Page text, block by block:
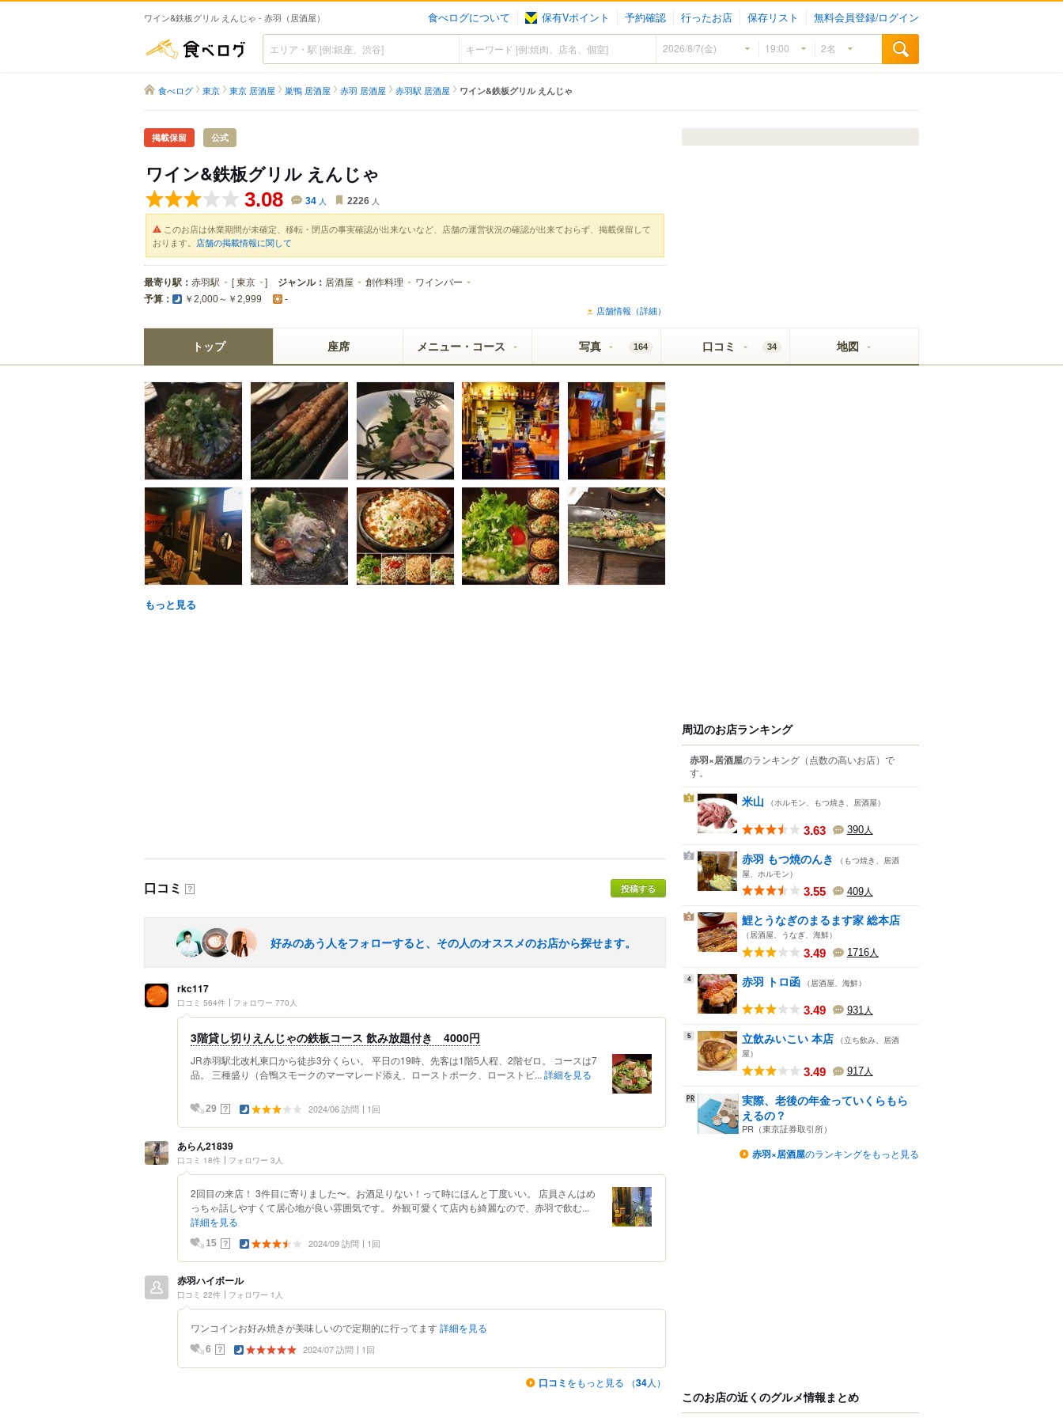
ワイン&鉄板グリル えんじゃ - 赤羽（居酒屋） 食べログについて 保有Vポイント 予約確認 行ったお店 保存リスト 無料会員登録/ログイン
食べログ
食べログ 東京 東京 居酒屋 巣鴨 居酒屋 赤羽 居酒屋 赤羽駅 居酒屋 ワイン&鉄板グリル えんじゃ
掲載保留 公式
ワイン&鉄板グリル えんじゃ
3.08 34 人 2226 人
このお店は休業期間が未確定、移転・閉店の事実確認が出来ないなど、店舗の運営状況の確認が出来ておらず、掲載保留して
おります。 店舗の掲載情報に関して
最寄り駅： 赤羽駅 [東京 ] ジャンル： 居酒屋 創作料理 ワインバー
予算： ￥2,000～￥2,999 -
店舗情報（詳細）
トップ 座席 メニュー・コース 写真 164 口コミ 34 地図
もっと見る
口コミ ？ 投稿する
好みのあう人をフォローすると、その人のオススメのお店から探せます。
rkc117
口コミ 564件 フォロワー 770人
3階貸し切りえんじゃの鉄板コース 飲み放題付き 4000円
JR赤羽駅北改札東口から徒歩3分くらい。 平日の19時、先客は1階5人程、2階ゼロ。 コースは7
品。 三種盛り（合鴨スモークのマーマレード添え、ローストポーク、ローストビ... 詳細を見る
29 ？ 2024/06 訪問 1回
あらん21839
口コミ 18件 フォロワー 3人
2回目の来店！ 3件目に寄りました〜。お酒足りない！って時にほんと丁度いい。 店員さんはめ
っちゃ話しやすくて居心地が良い雰囲気です。 外観可愛くて店内も綺麗なので、赤羽で飲む...
詳細を見る
15 ？ 2024/09 訪問 1回
赤羽ハイボール
口コミ 22件 フォロワー 1人
ワンコインお好み焼きが美味しいので定期的に行ってます 詳細を見る
6 ？ 2024/07 訪問 1回
口コミ をもっと見る （34人）
周辺のお店ランキング
赤羽×居酒屋のランキング （点数の高いお店） で
す。
1 米山 （ホルモン、もつ焼き、居酒屋）
3.63 390人
2 赤羽 もつ焼のんき
（もつ焼き、居酒
屋、ホルモン）
3.55 409人
3 鯉とうなぎのまるます家 総本店
（居酒屋、うなぎ、海鮮）
3.49 1716人
4 赤羽 トロ函 （居酒屋、海鮮）
3.49 931 人
5 立飲みいこい 本店 （立ち飲み、居酒
屋）
3.49 917人
実際、老後の年金っていくらもら
えるの？
PR（東京証券取引所）
赤羽×居酒屋のランキングをもっと見る
このお店の近くのグルメ情報まとめ